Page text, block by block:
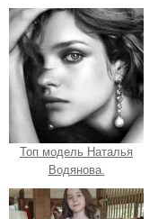
Топ модель Наталья
Водянова.